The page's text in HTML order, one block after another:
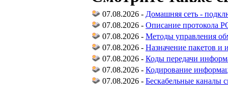
07.08.2026 - Домашняя сеть -
07.08.2026 - Описание протокола
07.08.2026 - Методы управления
07.08.2026 - Назначение пакетов и
07.08.2026 - Коды передачи
07.08.2026 - Кодирование
07.08.2026 - Бескабельные каналы